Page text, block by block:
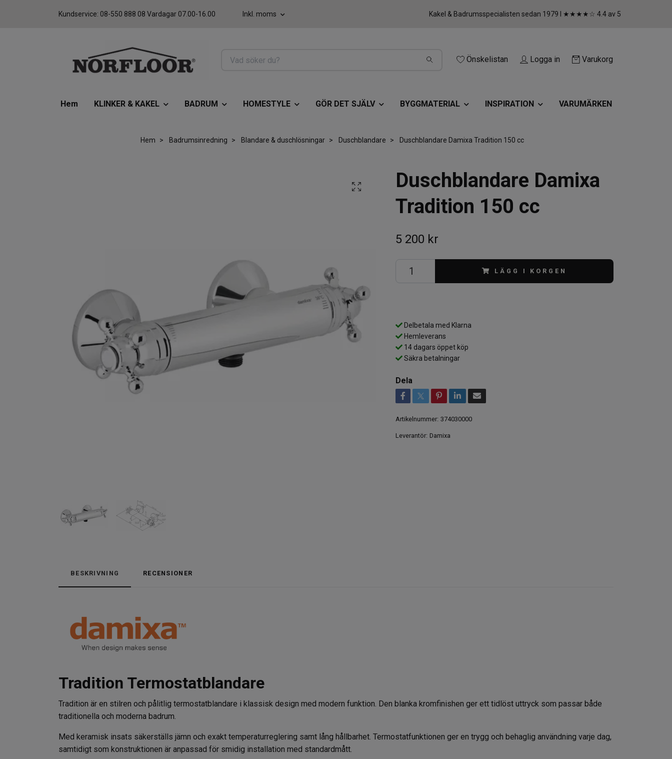
Kundservice: 08-550 888 08 Vardagar 07.00-16.00 Inkl. moms Kakel & Badrumsspecialisten sedan 1979 I ★★★★☆ 4.4 av 5
Önskelistan Logga in Varukorg
Hem KLINKER & KAKEL BADRUM HOMESTYLE GÖR DET SJÄLV BYGGMATERIAL INSPIRATION VARUMÄRKEN
Hem Badrumsinredning Blandare & duschlösningar Duschblandare Duschblandare Damixa Tradition 150 cc
Duschblandare Damixa
Tradition 150 cc
5 200 kr
LÄGG I KORGEN
Delbetala med Klarna
Hemleverans
14 dagars öppet köp
Säkra betalningar
Dela
Artikelnummer: 374030000
Leverantör: Damixa
BESKRIVNING RECENSIONER
Tradition Termostatblandare
Tradition är en stilren och pålitlig termostatblandare i klassisk design med modern funktion. Den blanka kromfinishen ger ett tidlöst uttryck som passar både
traditionella och moderna badrum.
Med keramisk insats säkerställs jämn och exakt temperaturreglering samt lång hållbarhet. Termostatfunktionen ger en trygg och behaglig användning varje dag,
samtidigt som konstruktionen är anpassad för smidig installation med standardmått.